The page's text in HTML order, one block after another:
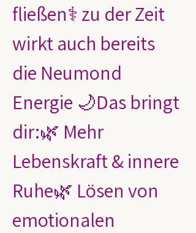
fließen⚕️ zu der Zeit
wirkt auch bereits
die Neumond
Energie 🌙Das bringt
dir:🌿 Mehr
Lebenskraft & innere
Ruhe🌿 Lösen von
emotionalen